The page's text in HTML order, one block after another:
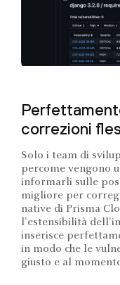
correzioni
Solo i team di
percome vengono
informarli sulle
migliore per
native di Prisma
l'estensibilità
inserisce
in modo che le
giusto e al